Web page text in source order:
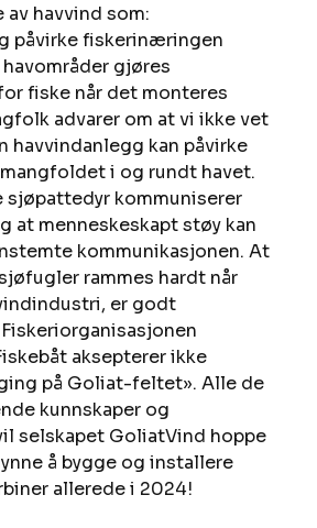
av havvind som:
påvirke fiskerinæringen
gjøres
fiske når det monteres
advarer om at vi ikke vet
havvindanlegg kan påvirke
i og rundt havet.
sjøpattedyr kommuniserer
at menneskeskapt støy kan
kommunikasjonen. At
rammes hardt når
er godt
aksepterer ikke
på Goliat-feltet». Alle de
kunnskaper og
selskapet GoliatVind hoppe
å bygge og installere
allerede i 2024!